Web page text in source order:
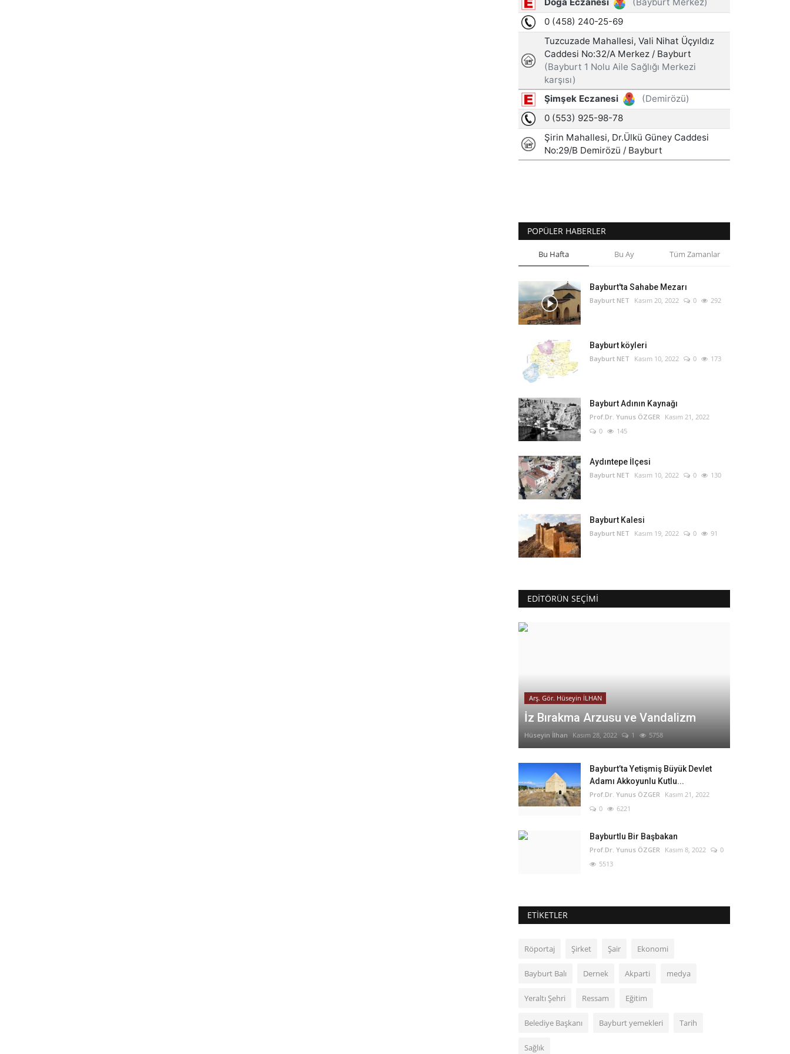
POPÜLER HABERLER
Bu Hafta Bu Ay Tüm Zamanlar
Bayburt'ta Sahabe Mezarı
Bayburt NET Kasım 20, 2022 0 292
Bayburt köyleri
Bayburt NET Kasım 10, 2022 0 173
Bayburt Adının Kaynağı
Prof.Dr. Yunus ÖZGER Kasım 21, 2022
0
145
Aydıntepe İlçesi
Bayburt NET Kasım 10, 2022 0 130
Bayburt Kalesi
Bayburt NET Kasım 19, 2022 0 91
EDITÖRÜN SEÇIMI
Arş. Gör. Hüseyin İLHAN
İz Bırakma Arzusu ve Vandalizm
Hüseyin İlhan Kasım 28, 2022 1 5758
Bayburt’ta Yetişmiş Büyük Devlet
Adamı Akkoyunlu Kutlu...
Prof.Dr. Yunus ÖZGER Kasım 21, 2022
0
6221
Bayburtlu Bir Başbakan
Prof.Dr. Yunus ÖZGER Kasım 8, 2022
0
5513
ETIKETLER
Röportaj Şirket Şair Ekonomi
Bayburt Balı Dernek Akparti medya
Yeraltı Şehri Ressam Eğitim
Belediye Başkanı Bayburt yemekleri Tarih
Sağlık